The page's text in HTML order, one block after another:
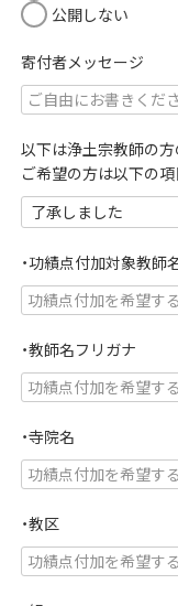
公開しない
寄付者メッセージ
以下は浄土宗教師の
ご希望の方は以下の項
・功績点付加対象教師
・教師名フリガナ
・寺院名
・教区